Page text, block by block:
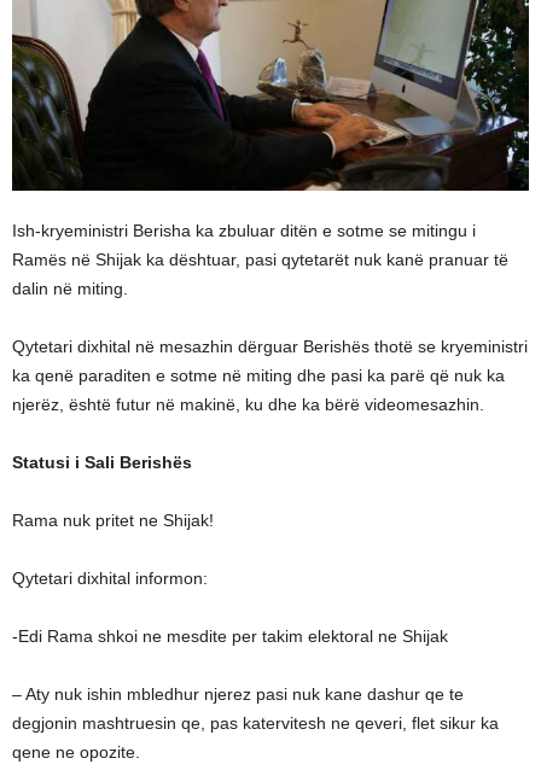
Ish-kryeministri Berisha ka zbuluar ditën e sotme se mitingu i
Ramës në Shijak ka dështuar, pasi qytetarët nuk kanë pranuar të
dalin në miting.
Qytetari dixhital në mesazhin dërguar Berishës thotë se kryeministri
ka qenë paraditen e sotme në miting dhe pasi ka parë që nuk ka
njerëz, është futur në makinë, ku dhe ka bërë videomesazhin.
Statusi i Sali Berishës
Rama nuk pritet ne Shijak!
Qytetari dixhital informon:
-Edi Rama shkoi ne mesdite per takim elektoral ne Shijak
– Aty nuk ishin mbledhur njerez pasi nuk kane dashur qe te
degjonin mashtruesin qe, pas katervitesh ne qeveri, flet sikur ka
qene ne opozite.